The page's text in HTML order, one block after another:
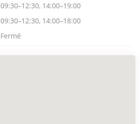
09:30–12:30, 14:00–19:00
09:30–12:30, 14:00–18:00
Fermé